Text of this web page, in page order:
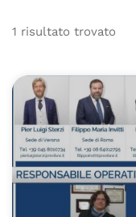
1 risultato trovato